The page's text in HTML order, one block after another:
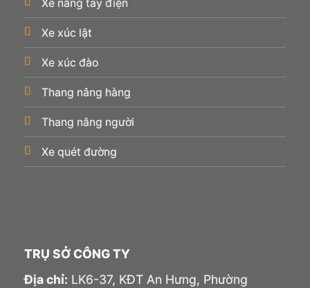
Xe nâng tay điện
Xe xúc lật
Xe xúc đào
Thang nâng hàng
Thang nâng người
Xe quét đường
TRỤ SỞ CÔNG TY
Địa chỉ: LK6-37, KĐT An Hưng, Phường